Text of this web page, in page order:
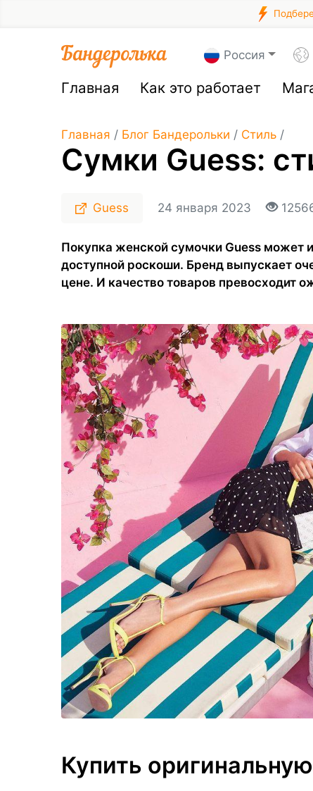
Россия
Главная Как это работает
Главная / Блог Бандерольки / Стиль /
Сумки Guess:
Guess 24 января 2023
Покупка женской сумочки Guess может
доступной роскоши. Бренд выпускает
цене. И качество товаров превосходит
Купить